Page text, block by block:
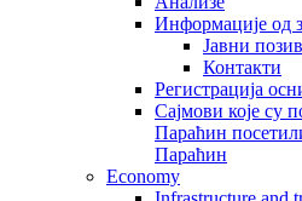
Информације од
Јавни
Контакти
Регистрација
Сајмови које су
Параћин
Параћин
Economy